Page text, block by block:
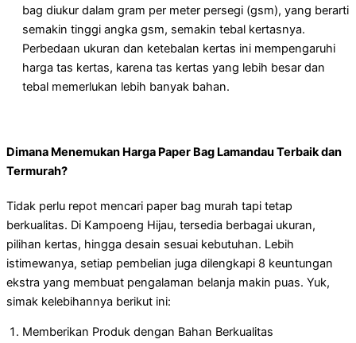
bag diukur dalam gram per meter persegi (gsm), yang berarti
semakin tinggi angka gsm, semakin tebal kertasnya.
Perbedaan ukuran dan ketebalan kertas ini mempengaruhi
harga tas kertas, karena tas kertas yang lebih besar dan
tebal memerlukan lebih banyak bahan.
Dimana Menemukan Harga Paper Bag Lamandau Terbaik dan
Termurah?
Tidak perlu repot mencari paper bag murah tapi tetap
berkualitas. Di Kampoeng Hijau, tersedia berbagai ukuran,
pilihan kertas, hingga desain sesuai kebutuhan. Lebih
istimewanya, setiap pembelian juga dilengkapi 8 keuntungan
ekstra yang membuat pengalaman belanja makin puas. Yuk,
simak kelebihannya berikut ini:
Memberikan Produk dengan Bahan Berkualitas